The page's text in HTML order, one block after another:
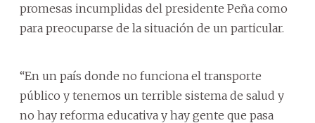
promesas incumplidas del presidente Peña como
para preocuparse de la situación de un particular.
“En un país donde no funciona el transporte
público y tenemos un terrible sistema de salud y
no hay reforma educativa y hay gente que pasa